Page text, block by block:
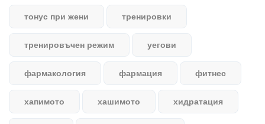
тонус при жени тренировки
тренировъчен режим уегови
фармакология фармация фитнес
хапимото хашимото хидратация